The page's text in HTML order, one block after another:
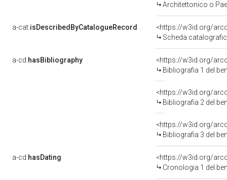
Architettonico o
a-cat:isDescribedByCatalogueRecord
<https://w3id.org/
Scheda
a-cd:hasBibliography
<https://w3id.org/
Bibliografia 1 del
<https://w3id.org/
Bibliografia 2 del
<https://w3id.org/
Bibliografia 3 del
a-cd:hasDating
<https://w3id.org/
Cronologia 1 del